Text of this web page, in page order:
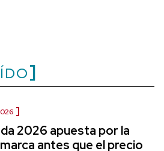
2026 apuesta por la
antes que el precio